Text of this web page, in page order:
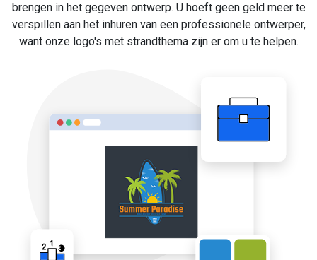
brengen in het gegeven ontwerp. U hoeft geen geld meer te
verspillen aan het inhuren van een professionele ontwerper,
want onze logo's met strandthema zijn er om u te helpen.